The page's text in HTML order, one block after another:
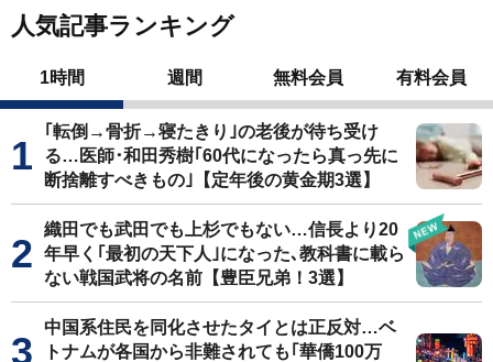
人気記事ランキング
1時間 週間 無料会員 有料会員
｢転倒→骨折→寝たきり｣の老後が待ち受け
る…医師･和田秀樹｢60代になったら真っ先に
断捨離すべきもの｣【定年後の黄金期3選】
織田でも武田でも上杉でもない…信長より20
年早く｢最初の天下人｣になった､教科書に載ら
ない戦国武将の名前【豊臣兄弟！3選】
中国系住民を同化させたタイとは正反対…ベ
トナムが各国から非難されても｢華僑100万